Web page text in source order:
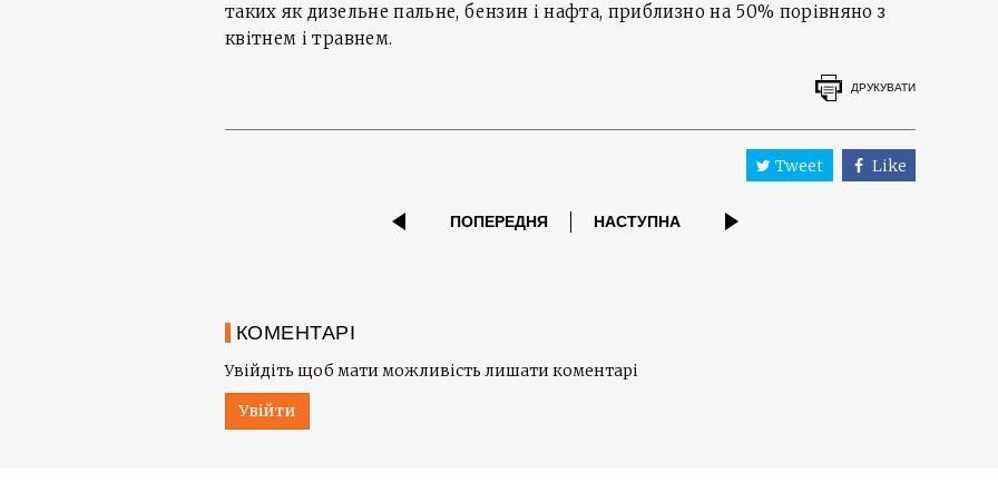
таких як дизельне пальне, бензин і нафта, приблизно на 50% порівняно з
квітнем і травнем.
ДРУКУВАТИ
Tweet Like
ПОПЕРЕДНЯ НАСТУПНА
КОМЕНТАРІ
Увійдіть щоб мати можливість лишати коментарі
Увійти